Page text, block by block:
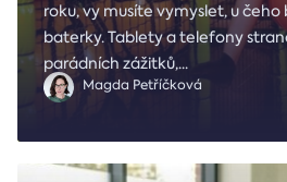
roku, vy musíte vymyslet, u
baterky. Tablety a telefony
parádních zážitků,...
Magda Petříčková